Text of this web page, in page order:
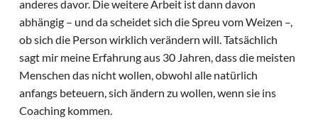
anderes davor. Die weitere Arbeit ist dann davon
abhängig – und da scheidet sich die Spreu vom Weizen –,
ob sich die Person wirklich verändern will. Tatsächlich
sagt mir meine Erfahrung aus 30 Jahren, dass die meisten
Menschen das nicht wollen, obwohl alle natürlich
anfangs beteuern, sich ändern zu wollen, wenn sie ins
Coaching kommen.